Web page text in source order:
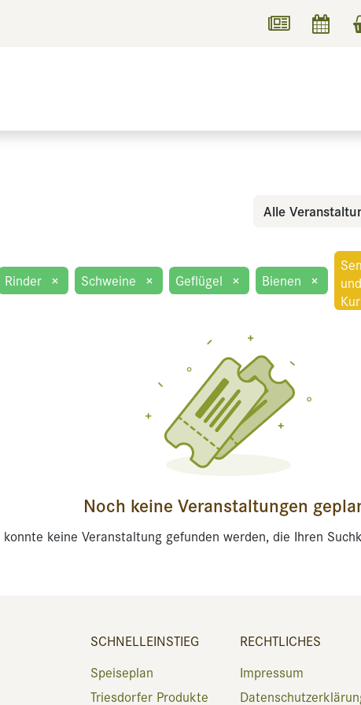
Alle
Rinder × Schweine × Geflügel × Bienen ×
und
Noch keine Veranstaltungen
konnte keine Veranstaltung gefunden werden, die Ihren
SCHNELLEINSTIEG
Speiseplan
Triesdorfer Produkte
RECHTLICHES
Impressum